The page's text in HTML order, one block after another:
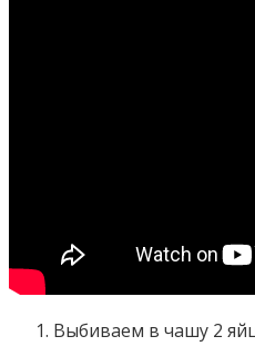
Выбиваем в чашу 2